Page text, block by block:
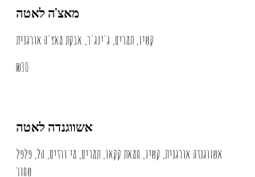
מאצ'ה לאטה
קשיו, תמרים, ג'ינג'ר, אבקת מאצ'ה אורגנית
₪30
אשווגנדה לאטה
אשווגנדה אורגנית, קשיו, חמאת קקאו, תמרים, מי ורדים, הל, פלפל
שחור